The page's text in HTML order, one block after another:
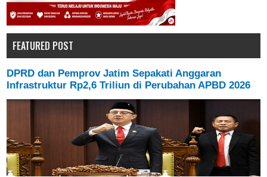
FEATURED POST
DPRD dan Pemprov Jatim Sepakati Anggaran
Infrastruktur Rp2,6 Triliun di Perubahan APBD 2026